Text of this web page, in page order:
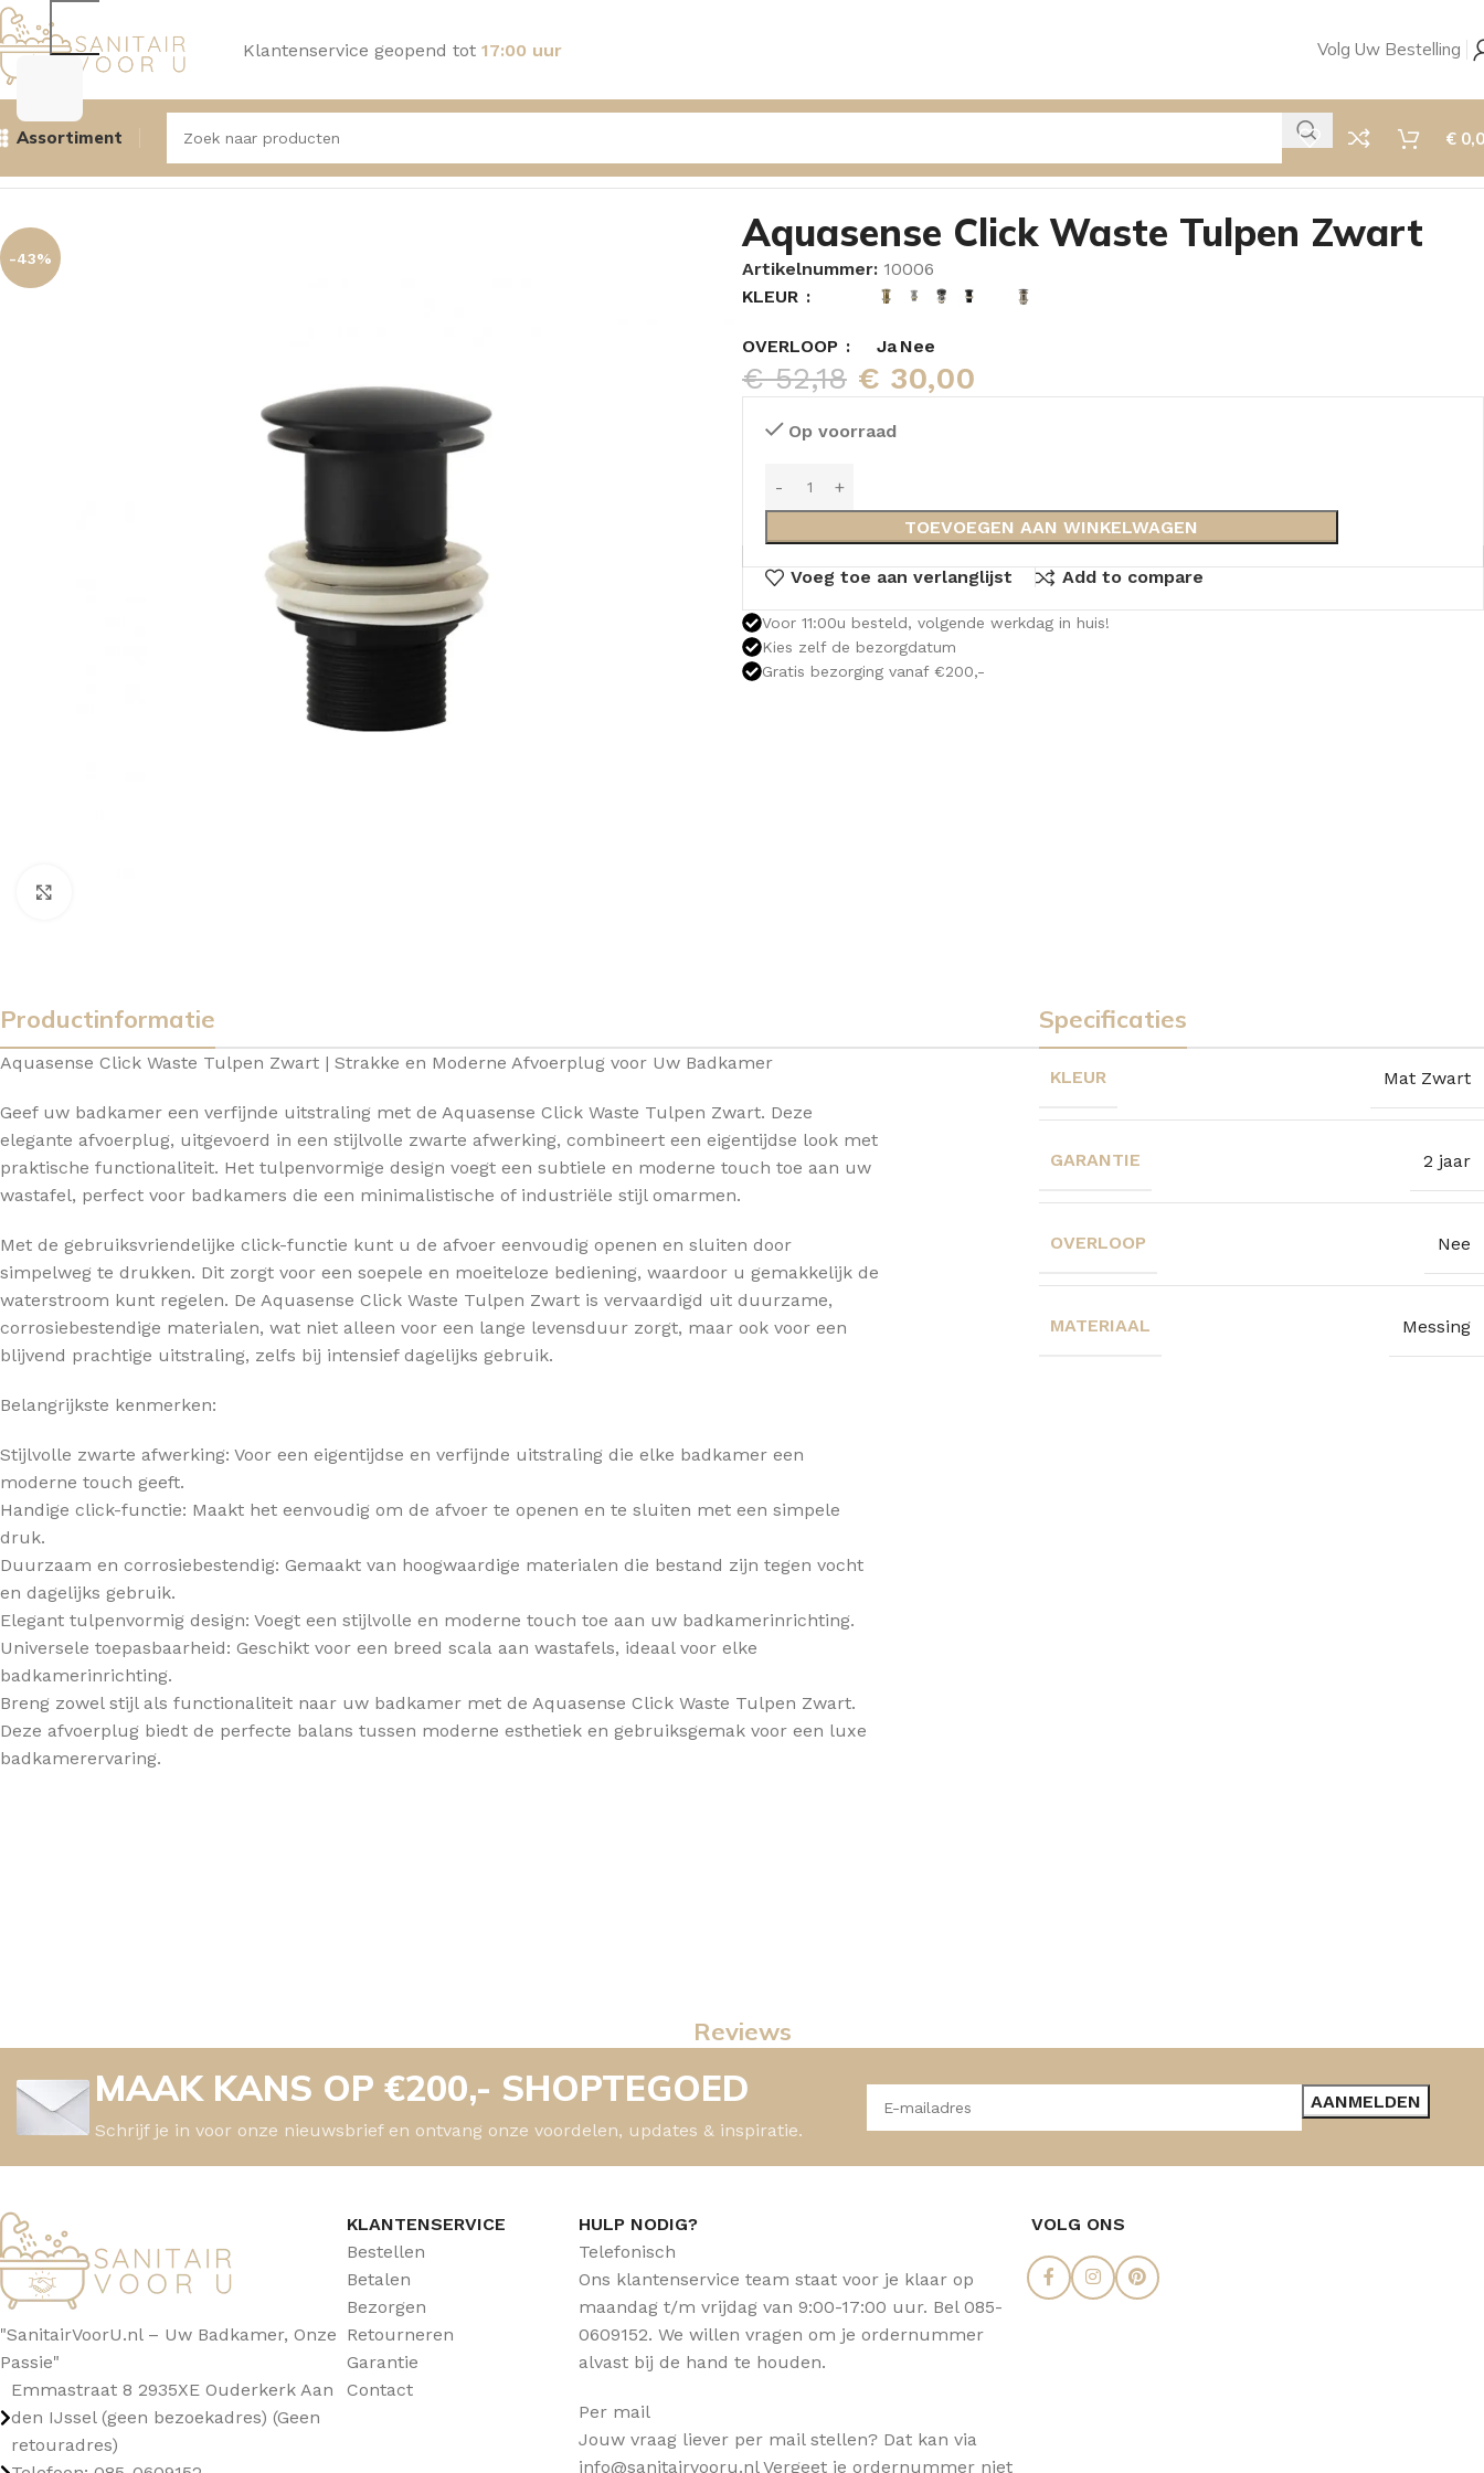
Klantenservice geopend tot 17:00 uur Volg Uw Bestelling
Assortiment
TOPBLADEN
€
Click Waste's Aquasense Click Waste Tulpen Zwart
-43%
Aquasense Click Waste Tulpen Zwart
Artikelnummer: 10006
KLEUR
OVERLOOP Ja Nee
€52,18 € 30,00
Op voorraad
TOEVOEGEN AAN WINKELWAGEN
Voeg toe aan verlanglijst Add to compare
Voor 11:00u besteld, volgende werkdag in huis!
Kies zelf de bezorgdatum
Gratis bezorging vanaf €200,-
Productinformatie
Aquasense Click Waste Tulpen Zwart | Strakke en Moderne Afvoerplug voor Uw Badkamer
Geef uw badkamer een verfijnde uitstraling met de Aquasense Click Waste Tulpen Zwart. Deze
elegante afvoerplug, uitgevoerd in een stijlvolle zwarte afwerking, combineert een eigentijdse look met
praktische functionaliteit. Het tulpenvormige design voegt een subtiele en moderne touch toe aan uw
wastafel, perfect voor badkamers die een minimalistische of industriële stijl omarmen.
Met de gebruiksvriendelijke click-functie kunt u de afvoer eenvoudig openen en sluiten door
simpelweg te drukken. Dit zorgt voor een soepele en moeiteloze bediening, waardoor u gemakkelijk de
waterstroom kunt regelen. De Aquasense Click Waste Tulpen Zwart is vervaardigd uit duurzame,
corrosiebestendige materialen, wat niet alleen voor een lange levensduur zorgt, maar ook voor een
blijvend prachtige uitstraling, zelfs bij intensief dagelijks gebruik.
Belangrijkste kenmerken:
Stijlvolle zwarte afwerking: Voor een eigentijdse en verfijnde uitstraling die elke badkamer een
moderne touch geeft.
Handige click-functie: Maakt het eenvoudig om de afvoer te openen en te sluiten met een simpele
druk.
Duurzaam en corrosiebestendig: Gemaakt van hoogwaardige materialen die bestand zijn tegen vocht
en dagelijks gebruik.
Elegant tulpenvormig design: Voegt een stijlvolle en moderne touch toe aan uw badkamerinrichting.
Universele toepasbaarheid: Geschikt voor een breed scala aan wastafels, ideaal voor elke
badkamerinrichting.
Breng zowel stijl als functionaliteit naar uw badkamer met de Aquasense Click Waste Tulpen Zwart.
Deze afvoerplug biedt de perfecte balans tussen moderne esthetiek en gebruiksgemak voor een luxe
badkamerervaring.
Specificaties
KLEUR Mat Zwart
GARANTIE 2 jaar
OVERLOOP Nee
MATERIAAL Messing
Reviews
MAAK KANS OP €200,- SHOPTEGOED
Schrijf je in voor onze nieuwsbrief en ontvang onze voordelen, updates & inspiratie.
"SanitairVoorU.nl – Uw Badkamer, Onze
Passie"
Emmastraat 8 2935XE Ouderkerk Aan
den IJssel (geen bezoekadres) (Geen
retouradres)
KLANTENSERVICE
Bestellen
Betalen
Bezorgen
Retourneren
Garantie
Contact
HULP NODIG?
Telefonisch
Ons klantenservice team staat voor je klaar op
maandag t/m vrijdag van 9:00-17:00 uur. Bel 085-
0609152. We willen vragen om je ordernummer
alvast bij de hand te houden.
Per mail
Jouw vraag liever per mail stellen? Dat kan via
info@sanitairvooru.nl Vergeet je ordernummer niet
VOLG ONS